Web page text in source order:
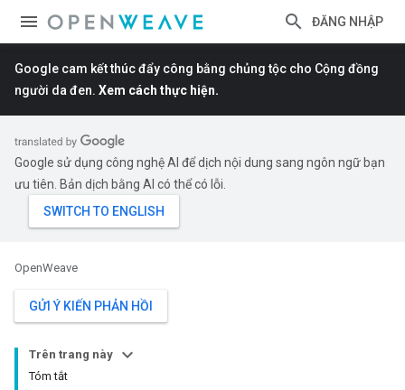
ĐĂNG NHẬP
Google cam kết thúc đẩy công bằng chủng tộc cho Cộng đồng
người da đen. Xem cách thực hiện.
Google sử dụng công nghệ AI để dịch nội dung sang ngôn ngữ bạn
ưu tiên. Bản dịch bằng AI có thể có lỗi.
OpenWeave
GỬI Ý KIẾN PHẢN HỒI
Trên trang này
Tóm tắt